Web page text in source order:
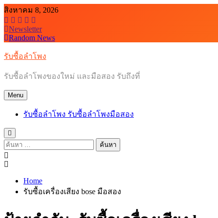
Skip
to
content
สิงหาคม 8, 2026
Newsletter
Random News
รับซื้อลำโพง
รับซื้อลำโพงของใหม่ และมือสอง รับถึงที่
Menu
รับซื้อลำโพง รับซื้อลำโพงมือสอง
ค้นหา
สำหรับ:
Home
รับซื้อเครื่องเสียง bose มือสอง